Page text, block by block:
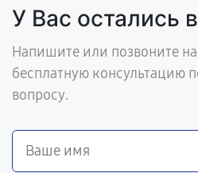
У Вас остались
Напишите или позвоните
бесплатную консультацию
вопросу.